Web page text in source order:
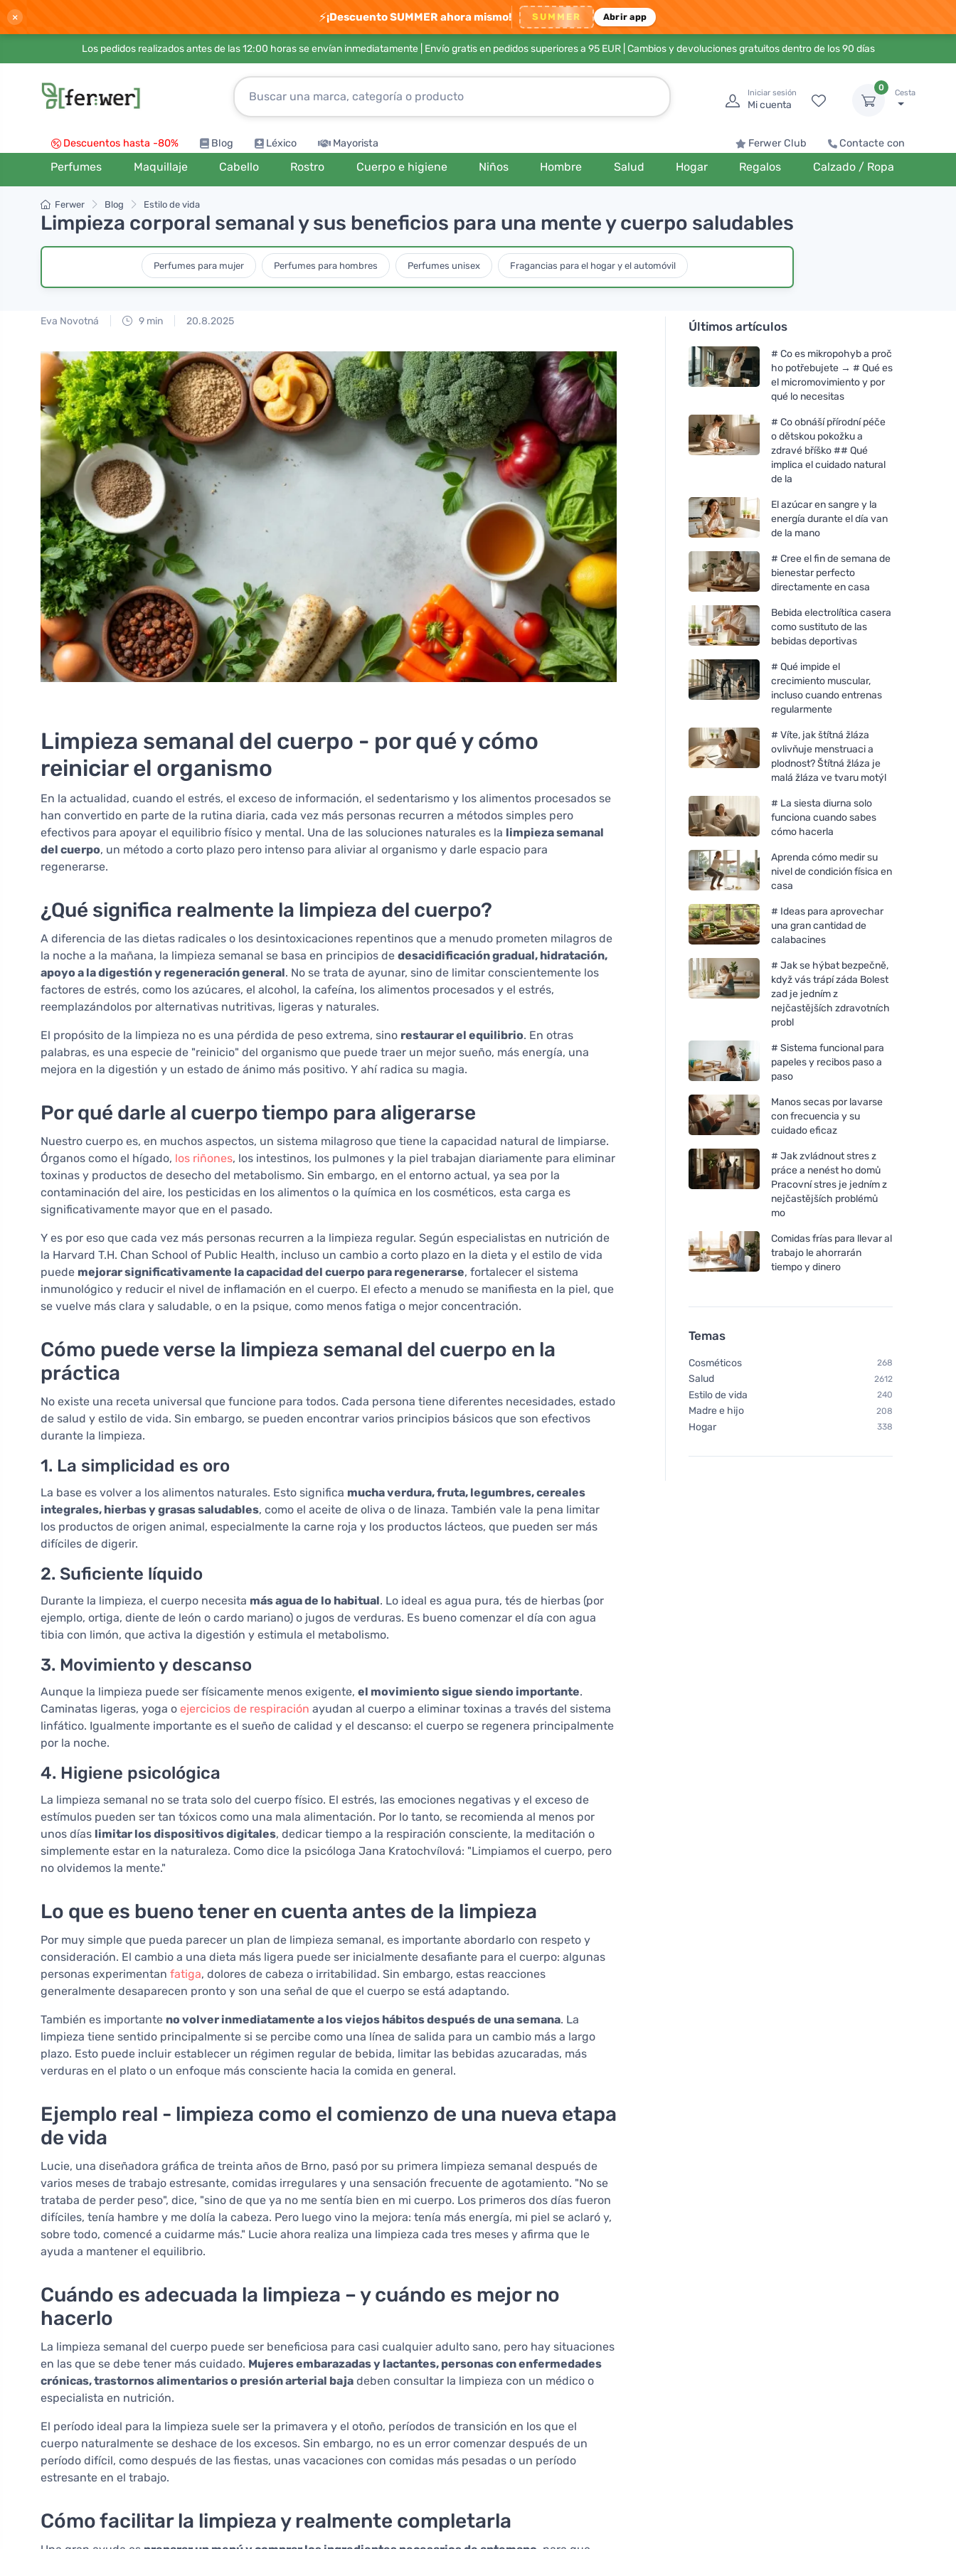
× ⚡¡Descuento SUMMER ahora mismo! SUMMER Abrir app
Los pedidos realizados antes de las 12:00 horas se envían inmediatamente | Envío gratis en pedidos superiores a 95 EUR| Cambios y devoluciones gratuitos dentro de los 90 días
Iniciar sesión
Mi cuenta
0
Cesta
Descuentos hasta -80% Blog Léxico Mayorista Ferwer Club Contacte con
Perfumes Maquillaje Cabello Rostro Cuerpo e higiene Niños Hombre Salud Hogar Regalos Calzado / Ropa
Ferwer Blog Estilo de vida
Limpieza corporal semanal y sus beneficios para una mente y cuerpo saludables
Perfumes para mujer Perfumes para hombres Perfumes unisex Fragancias para el hogar y el automóvil
Eva Novotná 9 min 20.8.2025
Limpieza semanal del cuerpo - por qué y cómo
reiniciar el organismo
En la actualidad, cuando el estrés, el exceso de información, el sedentarismo y los alimentos procesados se
han convertido en parte de la rutina diaria, cada vez más personas recurren a métodos simples pero
efectivos para apoyar el equilibrio físico y mental. Una de las soluciones naturales es la limpieza semanal
del cuerpo, un método a corto plazo pero intenso para aliviar al organismo y darle espacio para
regenerarse.
¿Qué significa realmente la limpieza del cuerpo?
A diferencia de las dietas radicales o los desintoxicaciones repentinos que a menudo prometen milagros de
la noche a la mañana, la limpieza semanal se basa en principios de desacidificación gradual, hidratación,
apoyo a la digestión y regeneración general. No se trata de ayunar, sino de limitar conscientemente los
factores de estrés, como los azúcares, el alcohol, la cafeína, los alimentos procesados y el estrés,
reemplazándolos por alternativas nutritivas, ligeras y naturales.
El propósito de la limpieza no es una pérdida de peso extrema, sino restaurar el equilibrio. En otras
palabras, es una especie de "reinicio" del organismo que puede traer un mejor sueño, más energía, una
mejora en la digestión y un estado de ánimo más positivo. Y ahí radica su magia.
Por qué darle al cuerpo tiempo para aligerarse
Nuestro cuerpo es, en muchos aspectos, un sistema milagroso que tiene la capacidad natural de limpiarse.
Órganos como el hígado, los riñones, los intestinos, los pulmones y la piel trabajan diariamente para eliminar
toxinas y productos de desecho del metabolismo. Sin embargo, en el entorno actual, ya sea por la
contaminación del aire, los pesticidas en los alimentos o la química en los cosméticos, esta carga es
significativamente mayor que en el pasado.
Y es por eso que cada vez más personas recurren a la limpieza regular. Según especialistas en nutrición de
la Harvard T.H. Chan School of Public Health, incluso un cambio a corto plazo en la dieta y el estilo de vida
puede mejorar significativamente la capacidad del cuerpo para regenerarse, fortalecer el sistema
inmunológico y reducir el nivel de inflamación en el cuerpo. El efecto a menudo se manifiesta en la piel, que
se vuelve más clara y saludable, o en la psique, como menos fatiga o mejor concentración.
Cómo puede verse la limpieza semanal del cuerpo en la
práctica
No existe una receta universal que funcione para todos. Cada persona tiene diferentes necesidades, estado
de salud y estilo de vida. Sin embargo, se pueden encontrar varios principios básicos que son efectivos
durante la limpieza.
1. La simplicidad es oro
La base es volver a los alimentos naturales. Esto significa mucha verdura, fruta, legumbres, cereales
integrales, hierbas y grasas saludables, como el aceite de oliva o de linaza. También vale la pena limitar
los productos de origen animal, especialmente la carne roja y los productos lácteos, que pueden ser más
difíciles de digerir.
2. Suficiente líquido
Durante la limpieza, el cuerpo necesita más agua de lo habitual. Lo ideal es agua pura, tés de hierbas (por
ejemplo, ortiga, diente de león o cardo mariano) o jugos de verduras. Es bueno comenzar el día con agua
tibia con limón, que activa la digestión y estimula el metabolismo.
3. Movimiento y descanso
Aunque la limpieza puede ser físicamente menos exigente, el movimiento sigue siendo importante.
Caminatas ligeras, yoga o ejercicios de respiración ayudan al cuerpo a eliminar toxinas a través del sistema
linfático. Igualmente importante es el sueño de calidad y el descanso: el cuerpo se regenera principalmente
por la noche.
4. Higiene psicológica
La limpieza semanal no se trata solo del cuerpo físico. El estrés, las emociones negativas y el exceso de
estímulos pueden ser tan tóxicos como una mala alimentación. Por lo tanto, se recomienda al menos por
unos días limitar los dispositivos digitales, dedicar tiempo a la respiración consciente, la meditación o
simplemente estar en la naturaleza. Como dice la psicóloga Jana Kratochvílová: "Limpiamos el cuerpo, pero
no olvidemos la mente."
Lo que es bueno tener en cuenta antes de la limpieza
Por muy simple que pueda parecer un plan de limpieza semanal, es importante abordarlo con respeto y
consideración. El cambio a una dieta más ligera puede ser inicialmente desafiante para el cuerpo: algunas
personas experimentan fatiga, dolores de cabeza o irritabilidad. Sin embargo, estas reacciones
generalmente desaparecen pronto y son una señal de que el cuerpo se está adaptando.
También es importante no volver inmediatamente a los viejos hábitos después de una semana. La
limpieza tiene sentido principalmente si se percibe como una línea de salida para un cambio más a largo
plazo. Esto puede incluir establecer un régimen regular de bebida, limitar las bebidas azucaradas, más
verduras en el plato o un enfoque más consciente hacia la comida en general.
Ejemplo real - limpieza como el comienzo de una nueva etapa
de vida
Lucie, una diseñadora gráfica de treinta años de Brno, pasó por su primera limpieza semanal después de
varios meses de trabajo estresante, comidas irregulares y una sensación frecuente de agotamiento. "No se
trataba de perder peso", dice, "sino de que ya no me sentía bien en mi cuerpo. Los primeros dos días fueron
difíciles, tenía hambre y me dolía la cabeza. Pero luego vino la mejora: tenía más energía, mi piel se aclaró y,
sobre todo, comencé a cuidarme más." Lucie ahora realiza una limpieza cada tres meses y afirma que le
ayuda a mantener el equilibrio.
Cuándo es adecuada la limpieza – y cuándo es mejor no
hacerlo
La limpieza semanal del cuerpo puede ser beneficiosa para casi cualquier adulto sano, pero hay situaciones
en las que se debe tener más cuidado. Mujeres embarazadas y lactantes, personas con enfermedades
crónicas, trastornos alimentarios o presión arterial baja deben consultar la limpieza con un médico o
especialista en nutrición.
El período ideal para la limpieza suele ser la primavera y el otoño, períodos de transición en los que el
cuerpo naturalmente se deshace de los excesos. Sin embargo, no es un error comenzar después de un
período difícil, como después de las fiestas, unas vacaciones con comidas más pesadas o un período
estresante en el trabajo.
Cómo facilitar la limpieza y realmente completarla
Últimos artículos
# Co es mikropohyb a proč
ho potřebujete → # Qué es
el micromovimiento y por
qué lo necesitas
# Co obnáší přírodní péče
o dětskou pokožku a
zdravé bříško ## Qué
implica el cuidado natural
de la
El azúcar en sangre y la
energía durante el día van
de la mano
# Cree el fin de semana de
bienestar perfecto
directamente en casa
Bebida electrolítica casera
como sustituto de las
bebidas deportivas
# Qué impide el
crecimiento muscular,
incluso cuando entrenas
regularmente
# Víte, jak štítná žláza
ovlivňuje menstruaci a
plodnost? Štítná žláza je
malá žláza ve tvaru motýl
# La siesta diurna solo
funciona cuando sabes
cómo hacerla
Aprenda cómo medir su
nivel de condición física en
casa
# Ideas para aprovechar
una gran cantidad de
calabacines
# Jak se hýbat bezpečně,
když vás trápí záda Bolest
zad je jedním z
nejčastějších zdravotních
probl
# Sistema funcional para
papeles y recibos paso a
paso
Manos secas por lavarse
con frecuencia y su
cuidado eficaz
# Jak zvládnout stres z
práce a nenést ho domů
Pracovní stres je jedním z
nejčastějších problémů
mo
Comidas frías para llevar al
trabajo le ahorrarán
tiempo y dinero
Temas
Cosméticos 268
Salud 2612
Estilo de vida 240
Madre e hijo 208
Hogar 338